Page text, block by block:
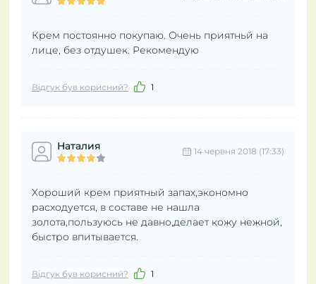
Крем постоянно покупаю. Очень приятньй на
лице, без отдушек. Рекомендую
Відгук був корисний? 1
Наталия 14 червня 2018 (17:33)
Хороший крем приятный запах,экономно
расходуется, в составе не нашла
золота,пользуюсь не давно,делает кожу нежной,
быстро впитывается.
Відгук був корисний? 1